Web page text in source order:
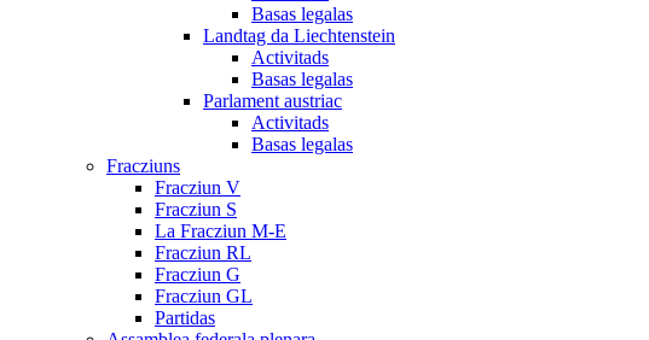
Basas legalas
Landtag da Liechtenstein
Activitads
Basas legalas
Parlament austriac
Activitads
Basas legalas
Fracziuns
Fracziun V
Fracziun S
La Fracziun M-E
Fracziun RL
Fracziun G
Fracziun GL
Partidas